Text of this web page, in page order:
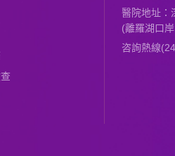
醫院地址：
(離羅湖口
咨詢熱線